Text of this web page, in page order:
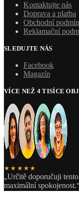
Kontaktujte nás
Doprava a platba
Obchodní
Reklamační
SLEDUJTE NÁS
Facebook
Magazín
VÍCE NEŽ 4 TISÍCE
★★★★★
„Určitě doporučuji
maximální